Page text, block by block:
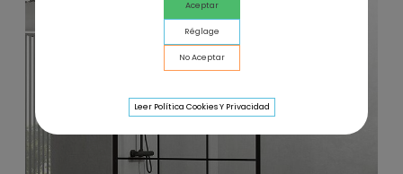
Aceptar
Réglage
No Aceptar
Leer Política Cookies Y Privacidad